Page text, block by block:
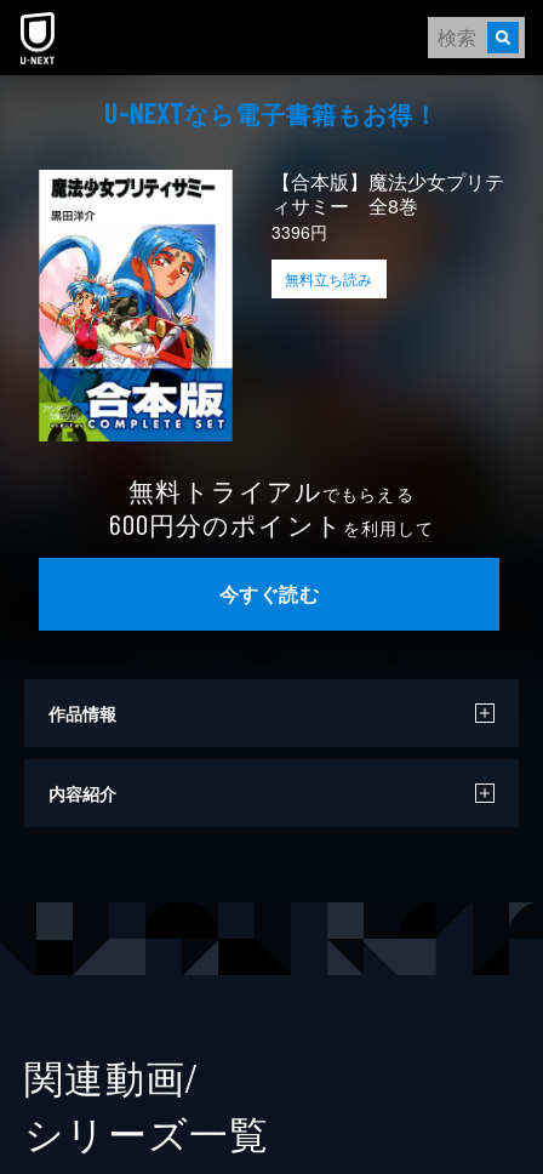
本文へスキップ
U-NEXTなら電⼦書籍もお得！
【合本版】魔法少女プリテ
ィサミー 全8巻
3396円
無料立ち読み
無料トライアルでもらえる
600円分のポイント を利用して
今すぐ読む
作品情報
著者
内容紹介
関連動画/
シリーズ⼀覧